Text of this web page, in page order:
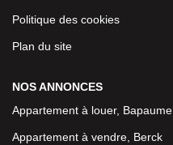
Politique des cookies
Plan du site
NOS ANNONCES
Appartement à louer, Bapaume
Appartement à vendre, Berck